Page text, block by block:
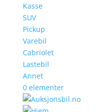
Kasse
SUV
Pickup
Varebil
Cabriolet
Lastebil
Annet
0 elementer